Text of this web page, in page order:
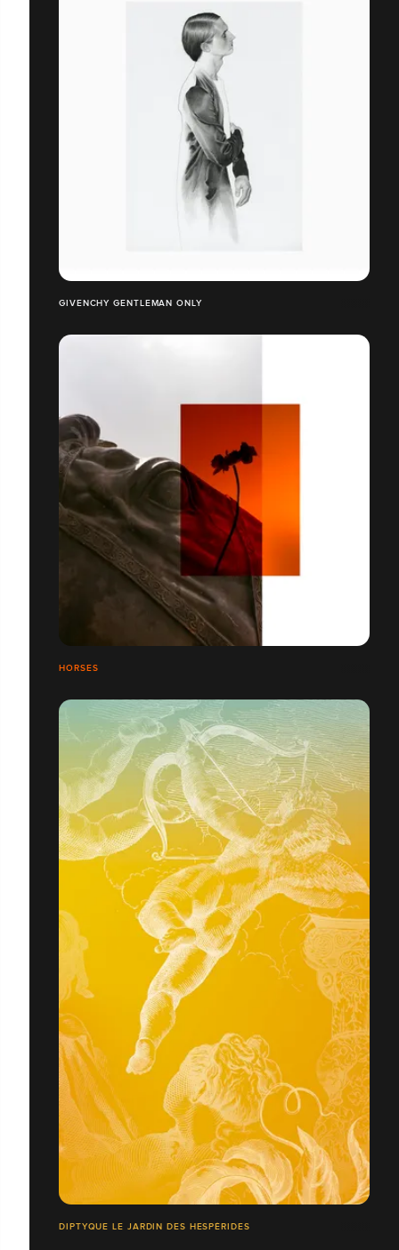
GIVENCHY GENTLEMAN ONLY
HORSES
DIPTYQUE LE JARDIN DES HESPÉRIDES